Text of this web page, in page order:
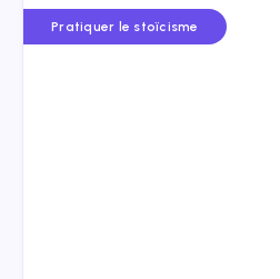
Pratiquer le stoïcisme